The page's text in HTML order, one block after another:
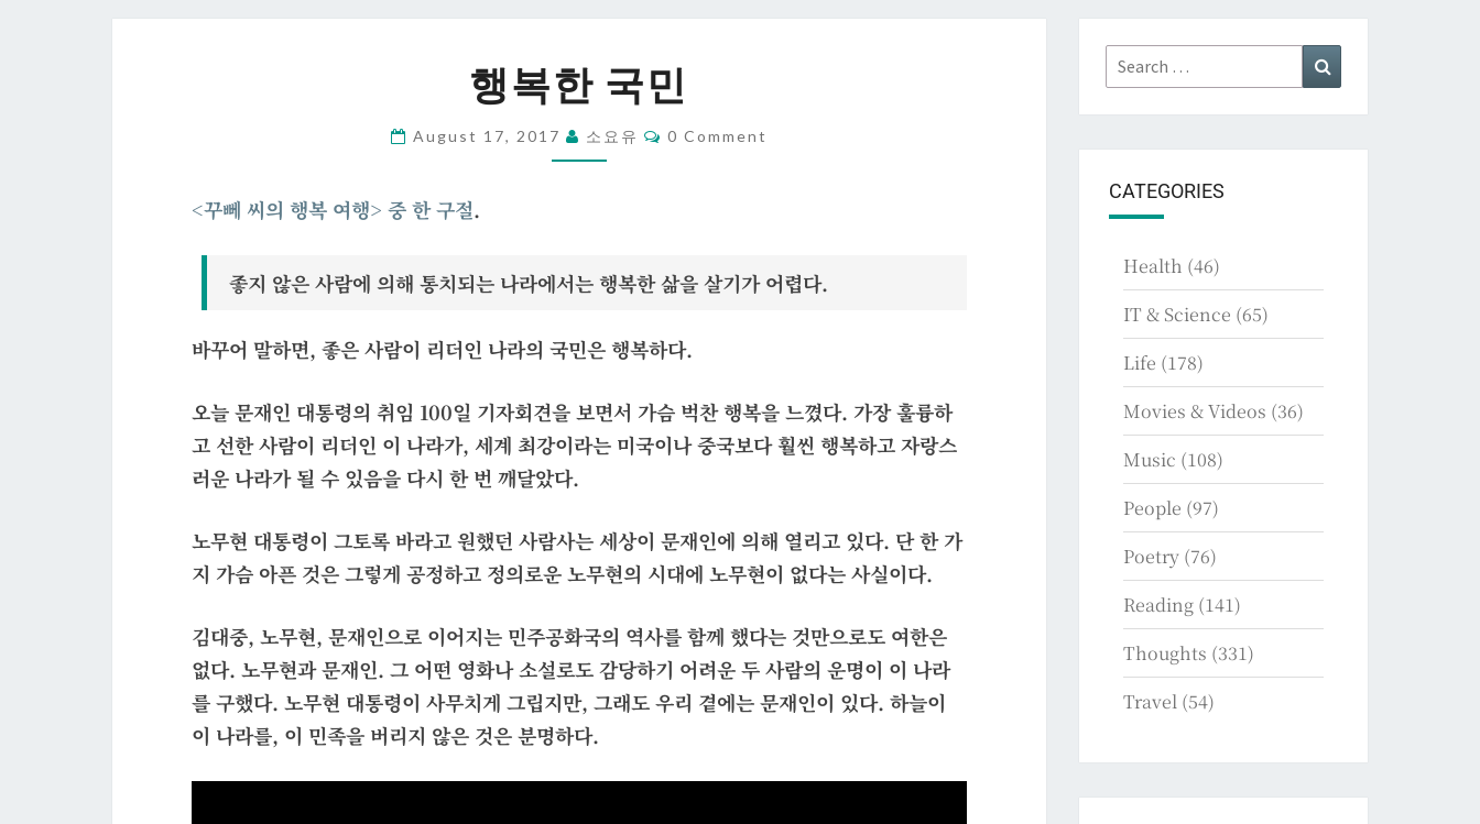
복
국
행복한 국민
August 17, 2017 소요유 Comments
0 Comment
<꾸뻬 씨의 행복 여행> 중 한 구절.
좋지 않은 사람에 의해 통치되는 나라에서는 행복한 삶을 살기가 어렵다.
바꾸어 말하면, 좋은 사람이 리더인 나라의 국민은 행복하다.
오늘 문재인 대통령의 취임 100일 기자회견을 보면서 가슴 벅찬 행복을 느꼈다. 가장 훌륭하
고 선한 사람이 리더인 이 나라가, 세계 최강이라는 미국이나 중국보다 훨씬 행복하고 자랑스
러운 나라가 될 수 있음을 다시 한 번 깨달았다.
노무현 대통령이 그토록 바라고 원했던 사람사는 세상이 문재인에 의해 열리고 있다. 단 한 가
지 가슴 아픈 것은 그렇게 공정하고 정의로운 노무현의 시대에 노무현이 없다는 사실이다.
김대중, 노무현, 문재인으로 이어지는 민주공화국의 역사를 함께 했다는 것만으로도 여한은
없다. 노무현과 문재인. 그 어떤 영화나 소설로도 감당하기 어려운 두 사람의 운명이 이 나라
를 구했다. 노무현 대통령이 사무치게 그립지만, 그래도 우리 곁에는 문재인이 있다. 하늘이
이 나라를, 이 민족을 버리지 않은 것은 분명하다.
Search
for:
CATEGORIES
Health (46)
IT & Science (65)
Life (178)
Movies & Videos (36)
Music (108)
People (97)
Poetry(76)
Reading(141)
Thoughts (331)
Travel(54)